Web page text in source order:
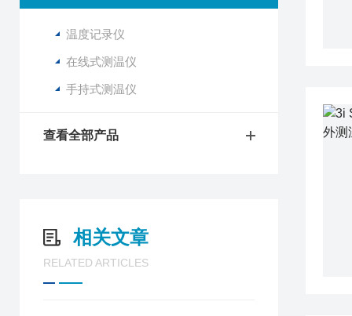
温度记录仪
在线式测温仪
手持式测温仪
查看全部产品
相关文章
RELATED ARTICLES